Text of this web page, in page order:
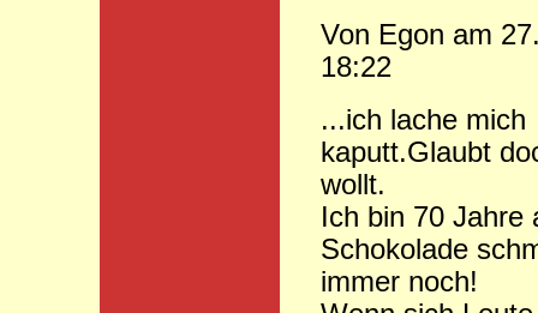
Von Egon am
18:22
...ich lache mich
kaputt.Glaubt
wollt.
Ich bin 70 Jahre
Schokolade
immer noch!